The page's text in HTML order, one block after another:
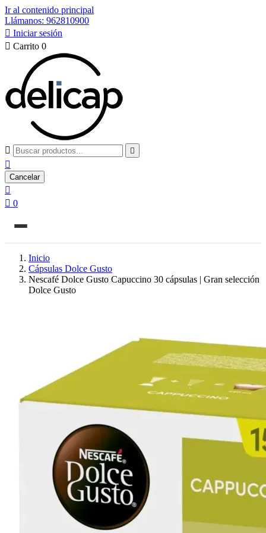
Ir al contenido principal
Llámanos: 962810900
 Iniciar sesión
 Carrito 0
 

Cancelar

 0
Inicio
Cápsulas Dolce Gusto
Nescafé Dolce Gusto Capuccino 30 cápsulas | Gran selección
Dolce Gusto